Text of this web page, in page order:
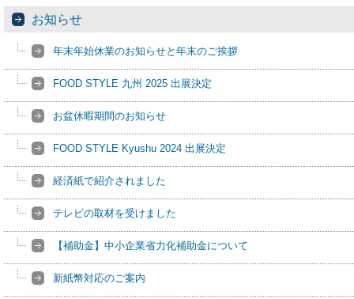
お知らせ
年末年始休業のお知らせと年末のご挨拶
FOOD STYLE 九州 2025 出展決定
お盆休暇期間のお知らせ
FOOD STYLE Kyushu 2024 出展決定
経済紙で紹介されました
テレビの取材を受けました
【補助金】中小企業省力化補助金について
新紙幣対応のご案内